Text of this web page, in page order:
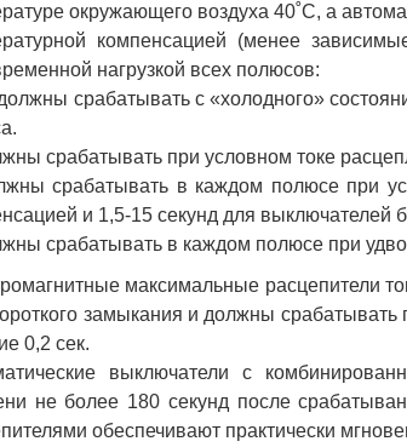
окружающего воздуха 40˚С, а
компенсацией (менее
нагрузкой всех полюсов:
срабатывать с «холодного»
срабатывать при условном токе
срабатывать в каждом полюсе при
и 1,5-15 секунд для выключателей
срабатывать в каждом полюсе при
максимальные расцепители
замыкания и должны
0,2 сек.
выключатели с
не более 180 секунд после
обеспечивают практически